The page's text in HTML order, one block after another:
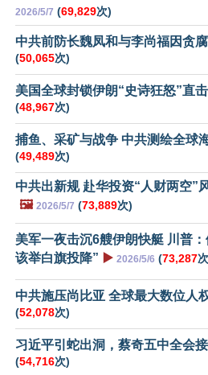
2026/5/7 (69,829次)
中共前防长魏凤和与李尚福因贪
(50,065次)
美国全球封锁伊朗“史诗狂怒”直
(48,967次)
捕鱼、采矿与战争 中共测绘全球
(49,489次)
中共出新规 赴华投资“人财两空”
🖼️ 2026/5/7 (73,889次)
美军一夜击沉6艘伊朗快艇 川普
该举白旗投降” ▶️ 2026/5/6 (73,287
中共施压尚比亚 全球最大数位人
(52,078次)
习近平引蛇出洞，蔡奇五中全会
(54,716次)